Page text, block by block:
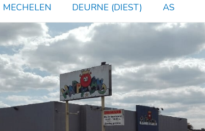
MECHELEN DEURNE (DIEST) AS